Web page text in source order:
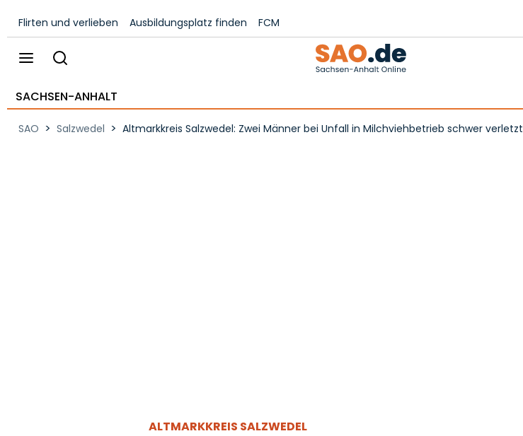
Flirten und verlieben Ausbildungsplatz finden FCM
SACHSEN-ANHALT
SAO > Salzwedel > Altmarkkreis Salzwedel: Zwei Männer bei Unfall in Milchviehbetrieb schwer verletzt
ALTMARKKREIS SALZWEDEL